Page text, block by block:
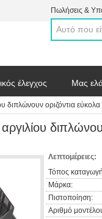
Πωλήσεις &
έλεγχος Μας
διπλώνουν οριζόντια
Λεπτομέρειες:
Τόπος
Μάρκα:
Πιστοποίηση:
Αριθμό